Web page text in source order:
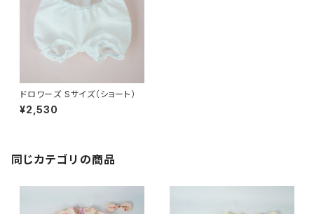
ドロワーズ Sサイズ（ショート）
¥2,530
同じカテゴリの商品